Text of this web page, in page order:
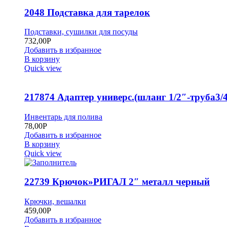
2048 Подставка для тарелок
Подставки, сушилки для посуды
732,00Р
Добавить в избранное
В корзину
Quick view
217874 Адаптер универс.(шланг 1/2″-труба3/
Инвентарь для полива
78,00Р
Добавить в избранное
В корзину
Quick view
22739 Крючок»РИГАЛ 2″ металл черный
Крючки, вешалки
459,00Р
Добавить в избранное